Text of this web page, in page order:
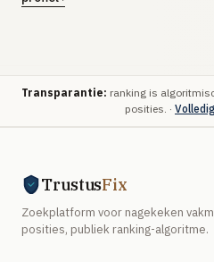
Transparantie: ranking is
posities. ·
TrustusFix
Zoekplatform voor nagekeken
posities, publiek ranking-algoritme.